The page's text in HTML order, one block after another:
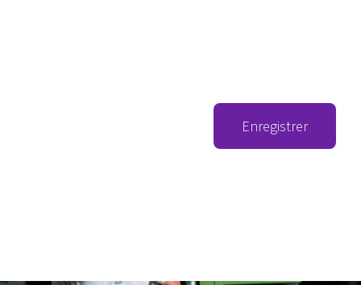
Enregistrer